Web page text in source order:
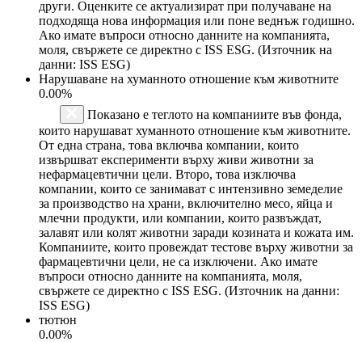
други. Оценките се актуализират при получаване на
подходяща нова информация или поне веднъж годишно.
Ако имате въпроси относно данните на компанията,
моля, свържете се директно с ISS ESG. (Източник на
данни: ISS ESG)
Нарушаване на хуманното отношение към животните
0.00%
Показано е теглото на компаниите във фонда,
които нарушават хуманното отношение към животните.
От една страна, това включва компании, които
извършват експерименти върху живи животни за
нефармацевтични цели. Второ, това изключва
компании, които се занимават с интензивно земеделие
за производство на храни, включително месо, яйца и
млечни продукти, или компании, които развъждат,
залавят или колят животни заради козината и кожата им.
Компаниите, които провеждат тестове върху животни за
фармацевтични цели, не са изключени. Ако имате
въпроси относно данните на компанията, моля,
свържете се директно с ISS ESG. (Източник на данни:
ISS ESG)
тютюн
0.00%